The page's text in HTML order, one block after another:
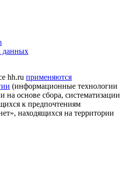
данных
hh.ru применяются
(информационные технологии
на основе сбора, систематизации
к предпочтениям
находящихся на территории